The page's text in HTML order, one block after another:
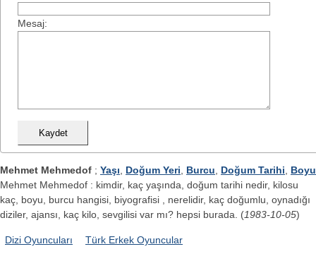
Mesaj:
Mehmet Mehmedof ; Yaşı Doğum Yeri Burcu Doğum Tarihi
Boyu
Mehmet Mehmedof : kimdir, kaç yaşında, doğum tarihi nedir, kilosu
kaç, boyu, burcu hangisi, biyografisi , nerelidir, kaç doğumlu, oynadığı
diziler, ajansı, kaç kilo, sevgilisi var mı? hepsi burada. (1983-10-05)
Dizi Oyuncuları Türk Erkek Oyuncular